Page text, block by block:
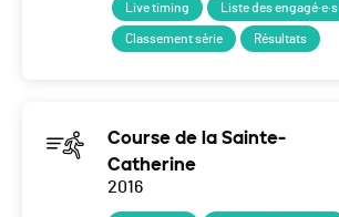
Live timing Liste des engagé·e·s
Classement série Résultats
Course de la Sainte-
Catherine
2016